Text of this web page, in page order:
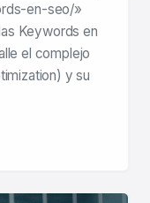
en-seo/»
Keywords en
el complejo
y su